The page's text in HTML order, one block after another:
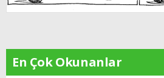
En Çok Okunanlar